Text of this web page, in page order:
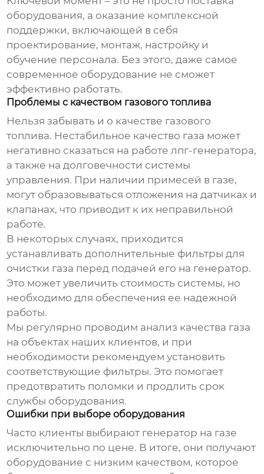
оборудования, а оказание комплексной
поддержки, включающей в себя
проектирование, монтаж, настройку и
обучение персонала. Без этого, даже самое
современное оборудование не сможет
эффективно работать.
Проблемы с качеством газового топлива
Нельзя забывать и о качестве газового
топлива. Нестабильное качество газа может
негативно сказаться на работелпг-генератора,
а также на долговечности системы
управления. При наличии примесей в газе,
могут образовываться отложения на датчиках и
клапанах, что приводит к их неправильной
работе.
В некоторых случаях, приходится
устанавливать дополнительные фильтры для
очистки газа перед подачей его на генератор.
Это может увеличить стоимость системы, но
необходимо для обеспечения ее надежной
работы.
Мы регулярно проводим анализ качества газа
на объектах наших клиентов, и при
необходимости рекомендуем установить
соответствующие фильтры. Это помогает
предотвратить поломки и продлить срок
службы оборудования.
Ошибки при выборе оборудования
Часто клиенты выбирают генератор на газе
исключительно по цене. В итоге, они получают
оборудование с низким качеством, которое